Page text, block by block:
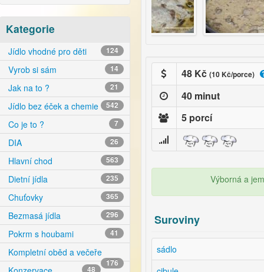
Kategorie
Jídlo vhodné pro děti 124
Vyrob si sám 14
Jak na to ? 21
Jídlo bez éček a chemie 542
Co je to ? 7
DIA 26
Hlavní chod 563
Dietní jídla 235
Chuťovky 365
Bezmasá jídla 296
Pokrm s houbami 41
Kompletní oběd a večeře
176
48
48 Kč (10 Kč/porce)
40 minut
5 porcí
Výborná a
Suroviny
sádlo